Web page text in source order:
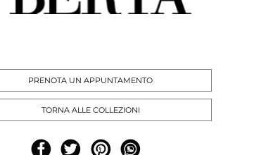
PRENOTA UN APPUNTAMENTO
TORNA ALLE COLLEZIONI